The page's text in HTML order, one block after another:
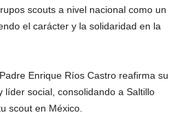
scouts a nivel nacional como un
el carácter y la solidaridad en la
Enrique Ríos Castro reafirma su
líder social, consolidando a Saltillo
scout en México.